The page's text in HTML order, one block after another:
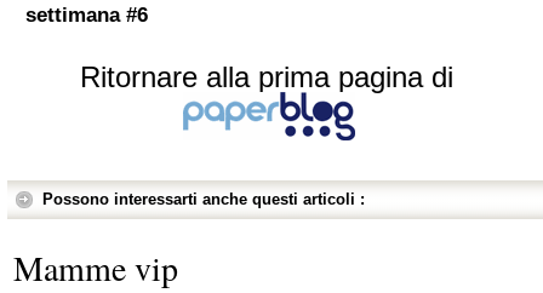
settimana #6
Ritornare alla prima pagina di
Possono interessarti anche questi articoli :
Mamme vip